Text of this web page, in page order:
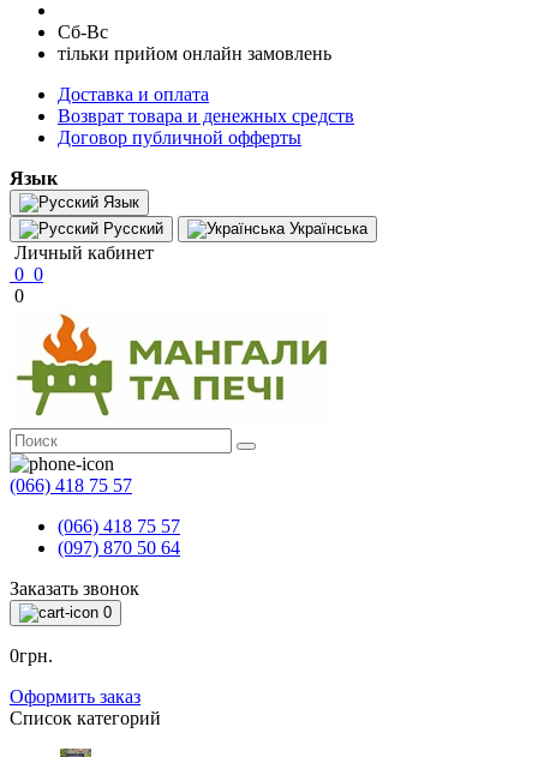
Сб-Вс
тільки прийом онлайн замовлень
Доставка и оплата
Возврат товара и денежных средств
Договор публичной офферты
Язык
Язык
Русский
Українська
Личный кабинет
0 0
0
(066) 418 75 57
(066) 418 75 57
(097) 870 50 64
Заказать звонок
0
0грн.
Оформить заказ
Список категорий